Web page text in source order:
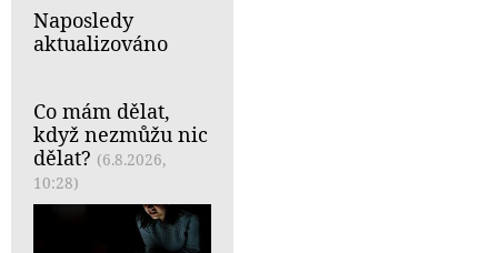
Naposledy
aktualizováno
Co mám dělat,
když nezmůžu nic
dělat? (6.8.2026,
10:28)